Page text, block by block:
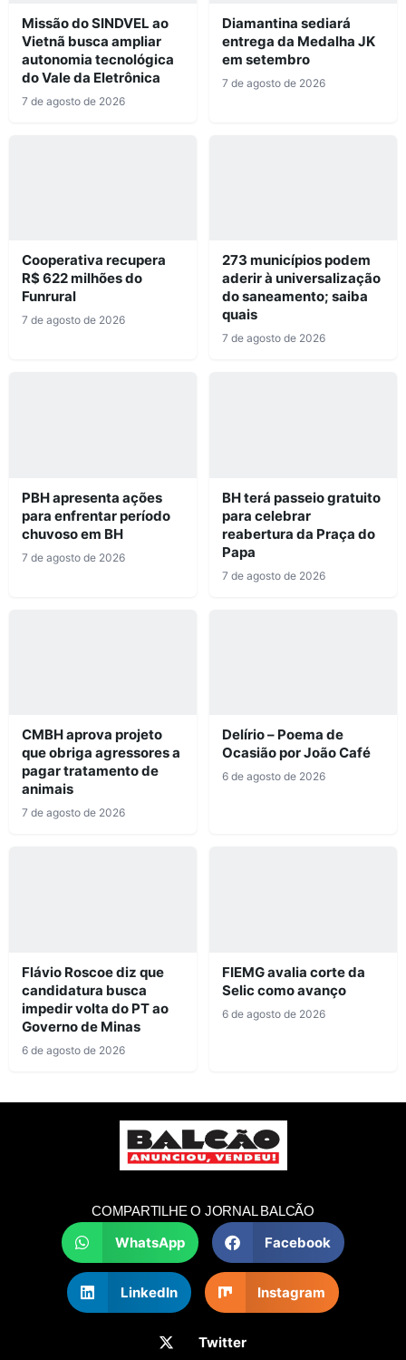
Missão do SINDVEL ao
Vietnã busca ampliar
autonomia tecnológica
do Vale da Eletrônica
7 de agosto de 2026
Diamantina sediará
entrega da Medalha JK
em setembro
7 de agosto de 2026
Cooperativa recupera
R$ 622 milhões do
Funrural
7 de agosto de 2026
273 municípios podem
aderir à universalização
do saneamento; saiba
quais
7 de agosto de 2026
PBH apresenta ações
para enfrentar período
chuvoso em BH
7 de agosto de 2026
BH terá passeio gratuito
para celebrar
reabertura da Praça do
Papa
7 de agosto de 2026
CMBH aprova projeto
que obriga agressores a
pagar tratamento de
animais
7 de agosto de 2026
Delírio – Poema de
Ocasião por João Café
6 de agosto de 2026
Flávio Roscoe diz que
candidatura busca
impedir volta do PT ao
Governo de Minas
6 de agosto de 2026
FIEMG avalia corte da
Selic como avanço
6 de agosto de 2026
COMPARTILHE O JORNAL BALCÃO
WhatsApp Facebook
LinkedIn Instagram
Twitter